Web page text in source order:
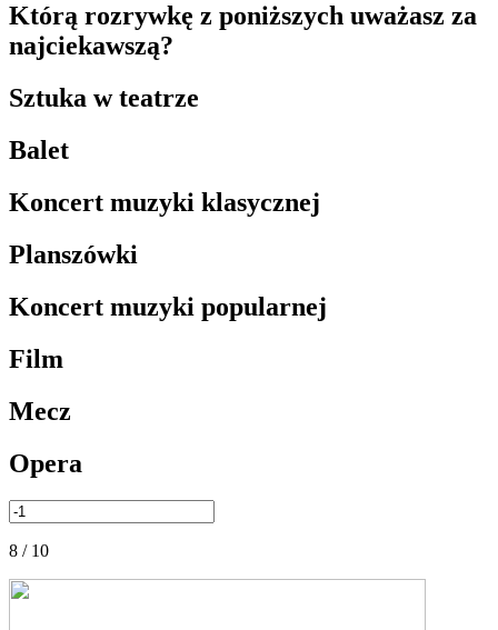
Którą rozrywkę z poniższych uważasz za
najciekawszą?
Sztuka w teatrze
Balet
Koncert muzyki klasycznej
Planszówki
Koncert muzyki popularnej
Film
Mecz
Opera
8 / 10